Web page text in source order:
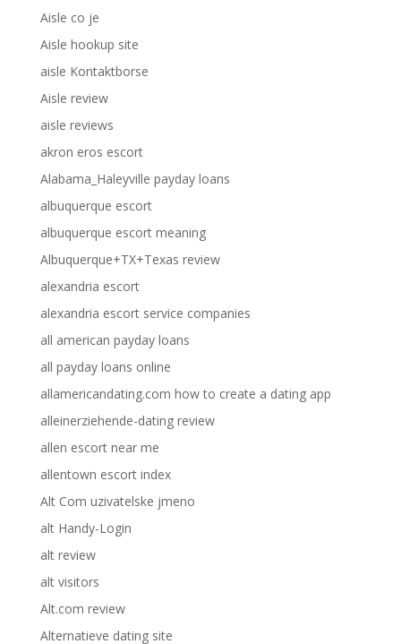
Aisle co je
Aisle hookup site
aisle Kontaktborse
Aisle review
aisle reviews
akron eros escort
Alabama_Haleyville payday loans
albuquerque escort
albuquerque escort meaning
Albuquerque+TX+Texas review
alexandria escort
alexandria escort service companies
all american payday loans
all payday loans online
allamericandating.com how to create a dating app
alleinerziehende-dating review
allen escort near me
allentown escort index
Alt Com uzivatelske jmeno
alt Handy-Login
alt review
alt visitors
Alt.com review
Alternatieve dating site